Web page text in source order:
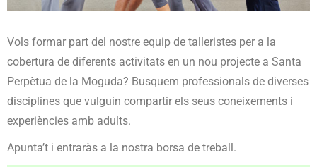
Vols formar part del nostre equip de talleristes per a la
cobertura de diferents activitats en un nou projecte a Santa
Perpètua de la Moguda? Busquem professionals de diverses
disciplines que vulguin compartir els seus coneixements i
experiències amb adults.
Apunta’t i entraràs a la nostra borsa de treball.